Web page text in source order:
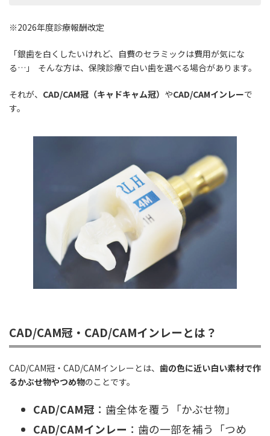
※2026年度診療報酬改定
「銀歯を白くしたいけれど、自費のセラミックは費用が気にな
る…」 そんな方は、保険診療で白い歯を選べる場合があります。
それが、 CAD/CAM冠（キャドキャム冠） やCAD/CAMインレーで
す。
CAD/CAM冠・CAD/CAMインレーとは？
CAD/CAM冠・CAD/CAMインレーとは、 歯の色に近い白い素材で作
るかぶせ物やつめ物のことです。
CAD/CAM冠 ：歯全体を覆う「かぶせ物」
CAD/CAMインレー ：歯の一部を補う「つめ